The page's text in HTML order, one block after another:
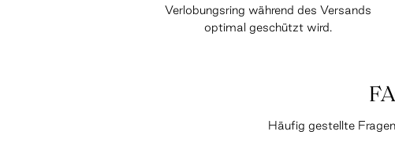
Verlobungsring während des Versands
optimal geschützt wird.
Häufig gestellte